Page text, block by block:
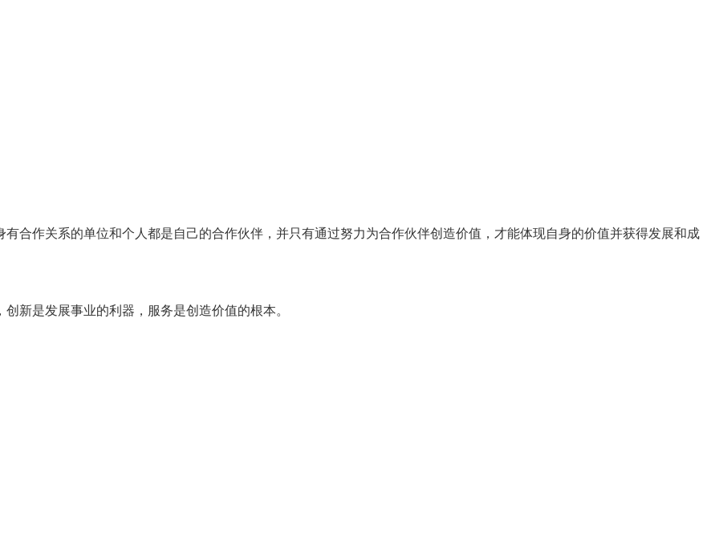
合作关系的单位和个人都是自己的合作伙伴，并只有通过努力为合作伙伴创造价值，才能体现自身的价值并获得发展和成
新是发展事业的利器，服务是创造价值的根本。